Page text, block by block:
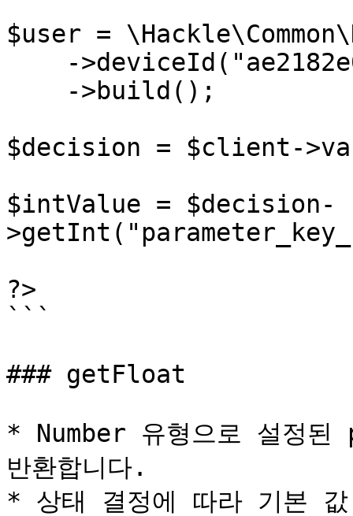
$user =
$decision = $client-
$intValue = $decision-
?>
```
### getFloat
* Number 유형으로 설정
반환합니다.
* 상태 결정에 따라 기본